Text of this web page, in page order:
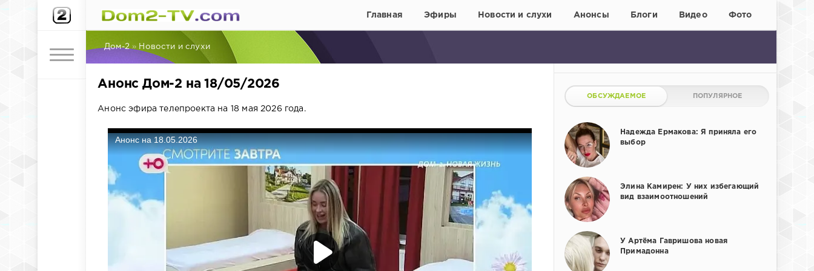
Главная Эфиры Новости и слухи Анонсы Блоги Видео Фото
Дом-2 » Новости и слухи
Анонс Дом-2 на 18/05/2026
Анонс эфира телепроекта на 18 мая 2026 года.
ОБСУЖДАЕМОЕ ПОПУЛЯРНОЕ
Надежда Ермакова: Я приняла его
выбор
Элина Камирен: У них избегающий
вид взаимоотношений
У Артёма Гавришова новая
Примадонна